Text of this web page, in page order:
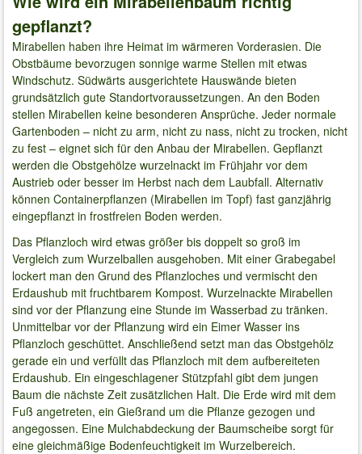
gepflanzt?
Mirabellen haben ihre Heimat im wärmeren Vorderasien. Die
Obstbäume bevorzugen sonnige warme Stellen mit etwas
Windschutz. Südwärts ausgerichtete Hauswände bieten
grundsätzlich gute Standortvoraussetzungen. An den Boden
stellen Mirabellen keine besonderen Ansprüche. Jeder normale
Gartenboden – nicht zu arm, nicht zu nass, nicht zu trocken, nicht
zu fest – eignet sich für den Anbau der Mirabellen. Gepflanzt
werden die Obstgehölze wurzelnackt im Frühjahr vor dem
Austrieb oder besser im Herbst nach dem Laubfall. Alternativ
können Containerpflanzen (Mirabellen im Topf) fast ganzjährig
eingepflanzt in frostfreien Boden werden.
Das Pflanzloch wird etwas größer bis doppelt so groß im
Vergleich zum Wurzelballen ausgehoben. Mit einer Grabegabel
lockert man den Grund des Pflanzloches und vermischt den
Erdaushub mit fruchtbarem Kompost. Wurzelnackte Mirabellen
sind vor der Pflanzung eine Stunde im Wasserbad zu tränken.
Unmittelbar vor der Pflanzung wird ein Eimer Wasser ins
Pflanzloch geschüttet. Anschließend setzt man das Obstgehölz
gerade ein und verfüllt das Pflanzloch mit dem aufbereiteten
Erdaushub. Ein eingeschlagener Stützpfahl gibt dem jungen
Baum die nächste Zeit zusätzlichen Halt. Die Erde wird mit dem
Fuß angetreten, ein Gießrand um die Pflanze gezogen und
angegossen. Eine Mulchabdeckung der Baumscheibe sorgt für
eine gleichmäßige Bodenfeuchtigkeit im Wurzelbereich.